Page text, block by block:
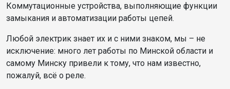
Коммутационные устройства, выполняющие функции
замыкания и автоматизации работы цепей.
Любой электрик знает их и с ними знаком, мы – не
исключение: много лет работы по Минской области и
самому Минску привели к тому, что нам известно,
пожалуй, всё о реле.